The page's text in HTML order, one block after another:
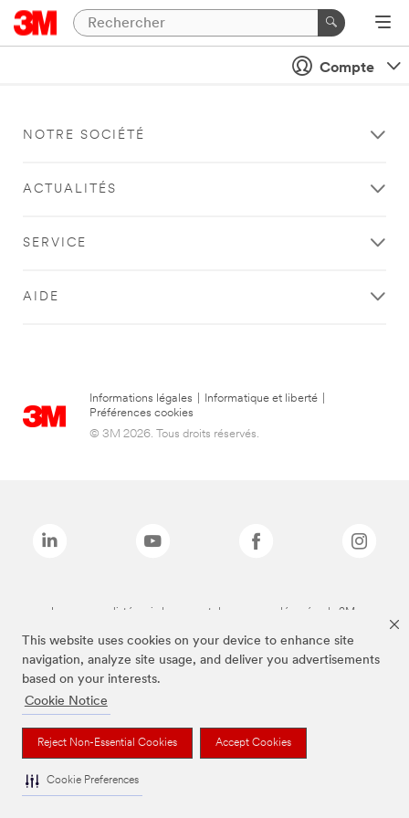
This website uses cookies on your device to enhance site
navigation, analyze site usage, and deliver you advertisements
based on your interests.
Cookie Notice
Reject Non-Essential Cookies Accept Cookies
Cookie Preferences
Compte
NOTRE SOCIÉTÉ
ACTUALITÉS
SERVICE
AIDE
Informations légales Informatique et liberté
Préférences cookies
© 3M 2026. Tous droits réservés.
Les marques listées ci-dessus sont des marques déposées de 3M.